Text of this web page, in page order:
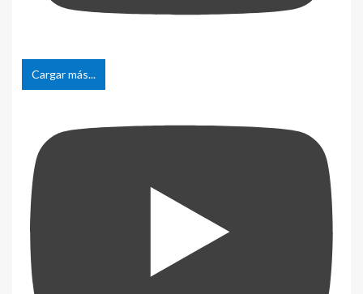
Cargar más...